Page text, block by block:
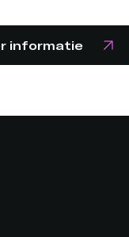
informatie